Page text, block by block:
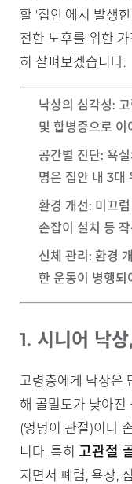
할 '집안'에서 발생
전한 노후를 위한
히 살펴보겠습니다.
낙상의 심각성:
및 합병증으로 이
공간별 진단: 욕
명은 집안 내 3대
환경 개선: 미끄
손잡이 설치 등
신체 관리 : 환경
한 운동이 병행되
1. 시니어 낙
고령층에게 낙상은
해 골밀도가 낮아진
(엉덩이 관절)이나
니다. 특히 고관절
지면서 폐렴, 욕창,